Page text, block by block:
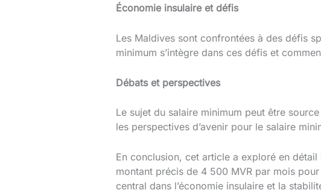
Économie insulaire et défis
Les Maldives sont confrontées à des défis
minimum s’intègre dans ces défis et
Débats et perspectives
Le sujet du salaire minimum peut être
les perspectives d’avenir pour le salaire
En conclusion, cet article a exploré en
montant précis de 4 500 MVR par mois
central dans l’économie insulaire et la